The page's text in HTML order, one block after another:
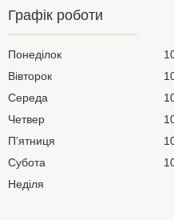
Графік роботи
Понеділок
Вівторок
Середа
Четвер
Пʼятниця
Субота
Неділя